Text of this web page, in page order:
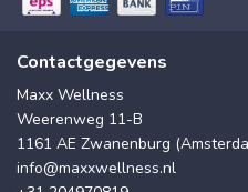
Contactgegevens
Maxx Wellness
Weerenweg 11-B
1161 AE Zwanenburg
info@maxxwellness.nl